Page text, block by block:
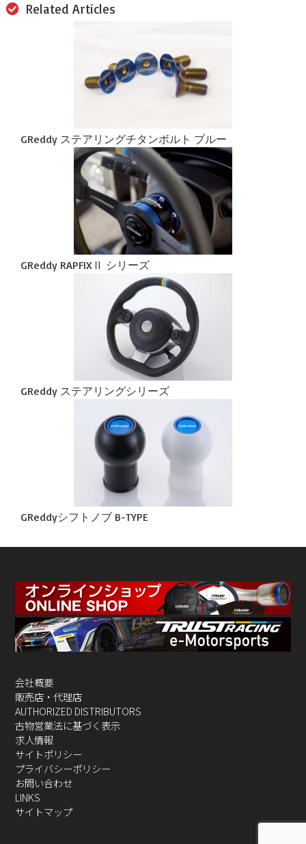
Related Articles
GReddy ステアリングチタンボルト ブルー
GReddy RAPFIXⅡ シリーズ
GReddy ステアリングシリーズ
GReddyシフトノブ B-TYPE
会社概要
販売店・代理店
AUTHORIZED DISTRIBUTORS
古物営業法に基づく表示
求人情報
サイトポリシー
プライバシーポリシー
お問い合わせ
LINKS
サイトマップ